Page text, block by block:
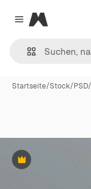
Close menu
Magnific
Startseite/Stock/PSD/
Premium